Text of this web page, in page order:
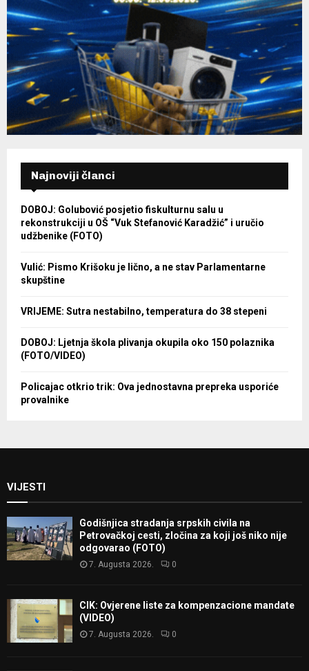
Najnoviji članci
DOBOJ: Golubović posjetio fiskulturnu salu u
rekonstrukciji u OŠ “Vuk Stefanović Karadžić” i uručio
udžbenike (FOTO)
Vulić: Pismo Krišoku je lično, a ne stav Parlamentarne
skupštine
VRIJEME: Sutra nestabilno, temperatura do 38 stepeni
DOBOJ: Ljetnja škola plivanja okupila oko 150 polaznika
(FOTO/VIDEO)
Policajac otkrio trik: Ova jednostavna prepreka usporiće
provalnike
VIJESTI
Godišnjica stradanja srpskih civila na
Petrovačkoj cesti, zločina za koji još niko nije
odgovarao (FOTO)
7. Augusta 2026. 0
CIK: Ovjerene liste za kompenzacione mandate
(VIDEO)
7. Augusta 2026. 0